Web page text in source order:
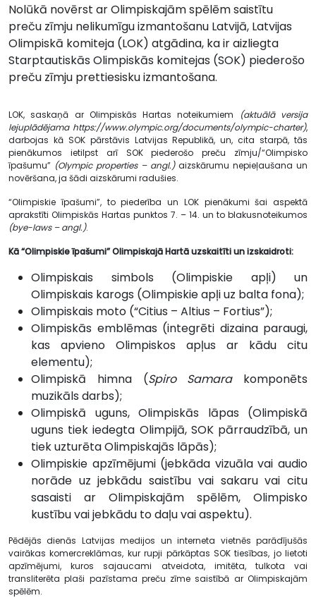
Nolūkā novērst ar Olimpiskajām spēlēm saistītu
preču zīmju nelikumīgu izmantošanu Latvijā, Latvijas
Olimpiskā komiteja (LOK) atgādina, ka ir aizliegta
Starptautiskās Olimpiskās komitejas (SOK) piederošo
preču zīmju prettiesisku izmantošana.
LOK, saskaņā ar Olimpiskās Hartas noteikumiem
(aktuālā versija
lejuplādējama https://www.olympic.org/documents/olympic-charter),
darbojas kā SOK pārstāvis Latvijas Republikā, un, cita starpā, tās
pienākumos ietilpst arī SOK piederošo preču zīmju/“Olimpisko
īpašumu” (Olympic properties – angl.)aizskārumu nepieļaušana un
novēršana, ja šādi aizskārumi radušies.
“Olimpiskie īpašumi”, to piederība un LOK pienākumi šai aspektā
aprakstīti Olimpiskās Hartas punktos 7. – 14. un to blakusnoteikumos
(bye-laws – angl.).
Kā “Olimpiskie īpašumi” Olimpiskajā Hartā uzskaitīti un izskaidroti:
Olimpiskais simbols (Olimpiskie apļi) un
Olimpiskais karogs (Olimpiskie apļi uz balta fona);
Olimpiskais moto (“Citius – Altius – Fortius”);
Olimpiskās emblēmas (integrēti dizaina paraugi,
kas apvieno Olimpiskos apļus ar kādu citu
elementu);
Olimpiskā himna (Spiro Samarakomponēts
muzikāls darbs);
Olimpiskā uguns, Olimpiskās lāpas (Olimpiskā
uguns tiek iedegta Olimpijā, SOK pārraudzībā, un
tiek uzturēta Olimpiskajās lāpās);
Olimpiskie apzīmējumi (jebkāda vizuāla vai audio
norāde uz jebkādu saistību vai sakaru vai citu
sasaisti ar Olimpiskajām spēlēm, Olimpisko
kustību vai jebkādu to daļu vai aspektu).
Pēdējās dienās Latvijas medijos un interneta vietnēs parādījušās
vairākas komercreklāmas, kur rupji pārkāptas SOK tiesības, jo lietoti
apzīmējumi, kuros sajaucami atveidota, imitēta, tulkota vai
transliterēta plaši pazīstama preču zīme saistībā ar Olimpiskajām
spēlēm.